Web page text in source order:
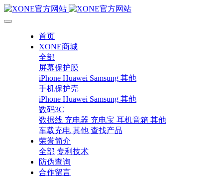
首页
XONE商城
全部
屏幕保护膜
iPhone Huawei Samsung 其他
手机保护壳
iPhone Huawei Samsung 其他
数码3C
数据线 充电器 充电宝 耳机音箱 其他
车载充电 其他 查找产品
荣誉简介
全部 专利技术
防伪查询
合作留言